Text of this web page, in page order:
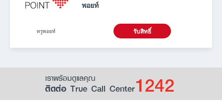
พอยท์
ทรูพอยท์ รับสิทธิ์
เราพร้อมดูแลคุณ
ติดต่อ True Call Center1242